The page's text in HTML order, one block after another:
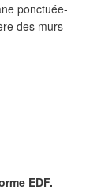
ponctuée-
des murs-
EDF.